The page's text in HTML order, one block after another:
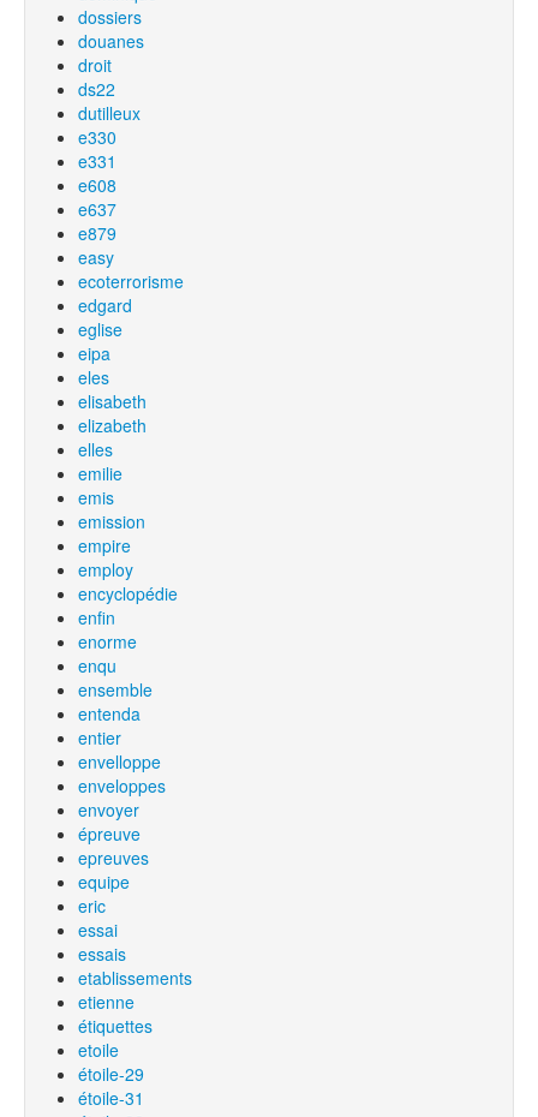
dossiers
douanes
droit
ds22
dutilleux
e330
e331
e608
e637
e879
easy
ecoterrorisme
edgard
eglise
eipa
eles
elisabeth
elizabeth
elles
emilie
emis
emission
empire
employ
encyclopédie
enfin
enorme
enqu
ensemble
entenda
entier
envelloppe
enveloppes
envoyer
épreuve
epreuves
equipe
eric
essai
essais
etablissements
etienne
étiquettes
etoile
étoile-29
étoile-31